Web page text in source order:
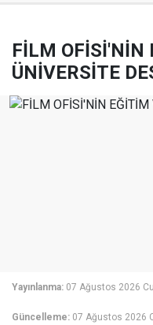
FİLM OFİSİ'NİN
ÜNİVERSİTE
Yayınlanma: 07 Ağustos 2026
Güncelleme: 07 Ağustos 2026